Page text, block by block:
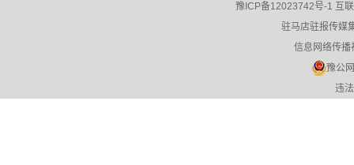
豫ICP备12023742号-1 互
驻马店驻报传媒
信息网络传
豫公
违